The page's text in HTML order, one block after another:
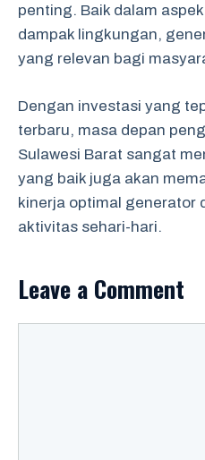
penting. Baik dalam
dampak lingkungan,
yang relevan bagi
Dengan investasi yang
terbaru, masa depan
Sulawesi Barat sangat
yang baik juga akan
kinerja optimal generator
aktivitas sehari-hari.
Leave a Comment